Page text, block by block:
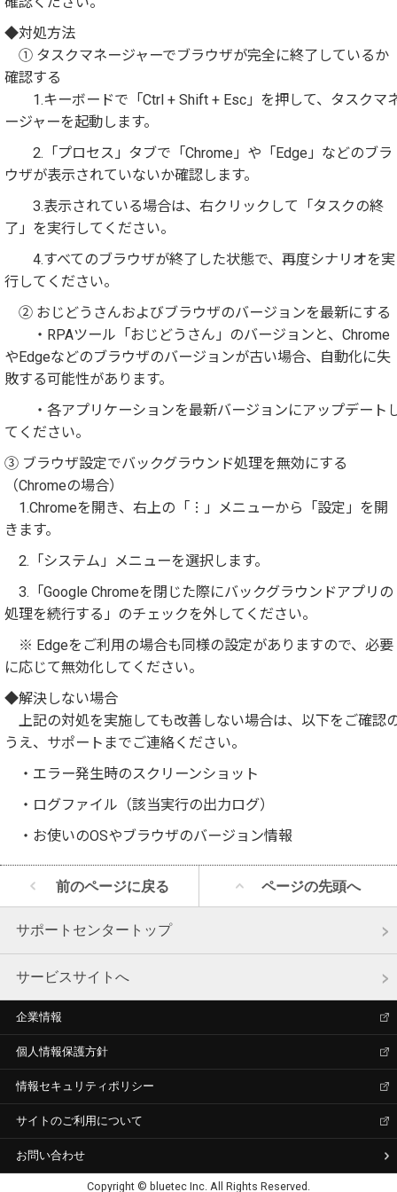
◆対処方法
① タスクマネージャーでブラウザが完全に終了しているか
確認する
1.キーボードで「Ctrl + Shift + Esc」を押して、タスクマ
ージャーを起動します。
2.「プロセス」タブで「Chrome」や「Edge」などのブラ
ウザが表示されていないか確認します。
3.表示されている場合は、右クリックして「タスクの終
了」を実行してください。
4.すべてのブラウザが終了した状態で、再度シナリオを実
行してください。
② おじどうさんおよびブラウザのバージョンを最新にする
・RPAツール「おじどうさん」のバージョンと、Chrome
やEdgeなどのブラウザのバージョンが古い場合、自動化に失
敗する可能性があります。
・各アプリケーションを最新バージョンにアップデート
てください。
③ ブラウザ設定でバックグラウンド処理を無効にする
（Chromeの場合）
1.Chromeを開き、右上の「︙」メニューから「設定」を開
きます。
2.「システム」メニューを選択します。
3.「Google Chromeを閉じた際にバックグラウンドアプリの
処理を続行する」のチェックを外してください。
※ Edgeをご利用の場合も同様の設定がありますので、必要
に応じて無効化してください。
◆解決しない場合
上記の対処を実施しても改善しない場合は、以下をご確認
うえ、サポートまでご連絡ください。
・エラー発生時のスクリーンショット
・ログファイル（該当実行の出力ログ）
・お使いのOSやブラウザのバージョン情報
前のページに戻る ページの先頭へ
サポートセンタートップ
サービスサイトへ
企業情報
個人情報保護方針
情報セキュリティポリシー
サイトのご利用について
お問い合わせ
Copyright © bluetec Inc. All Rights Reserved.